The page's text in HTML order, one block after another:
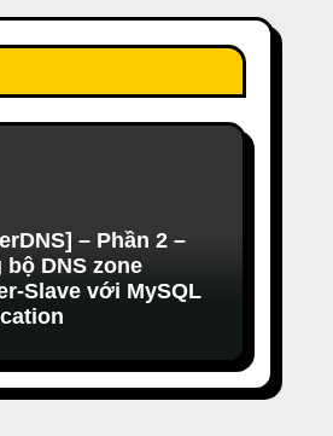
– Phần 2 –
DNS zone
Slave với MySQL